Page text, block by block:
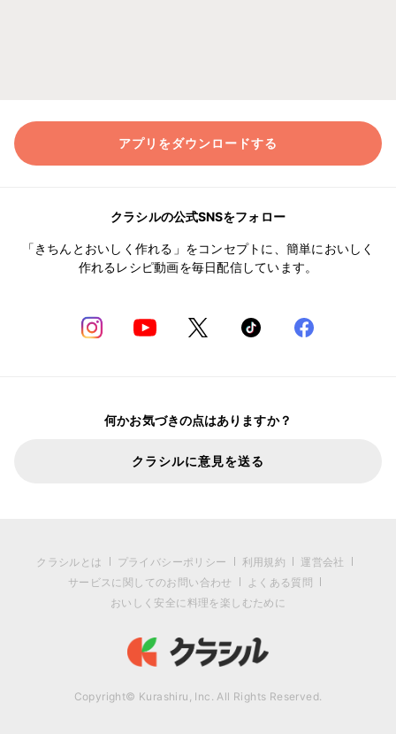
アプリをダウンロードする
クラシルの公式SNSをフォロー
「きちんとおいしく作れる」をコンセプトに、簡単においしく
作れるレシピ動画を毎日配信しています。
何かお気づきの点はありますか？
クラシルに意見を送る
クラシルとは プライバシーポリシー 利用規約
運営会社
サービスに関してのお問い合わせ
よくある質問
おいしく安全に料理を楽しむために
Copyright© Kurashiru, Inc. All Rights Reserved.